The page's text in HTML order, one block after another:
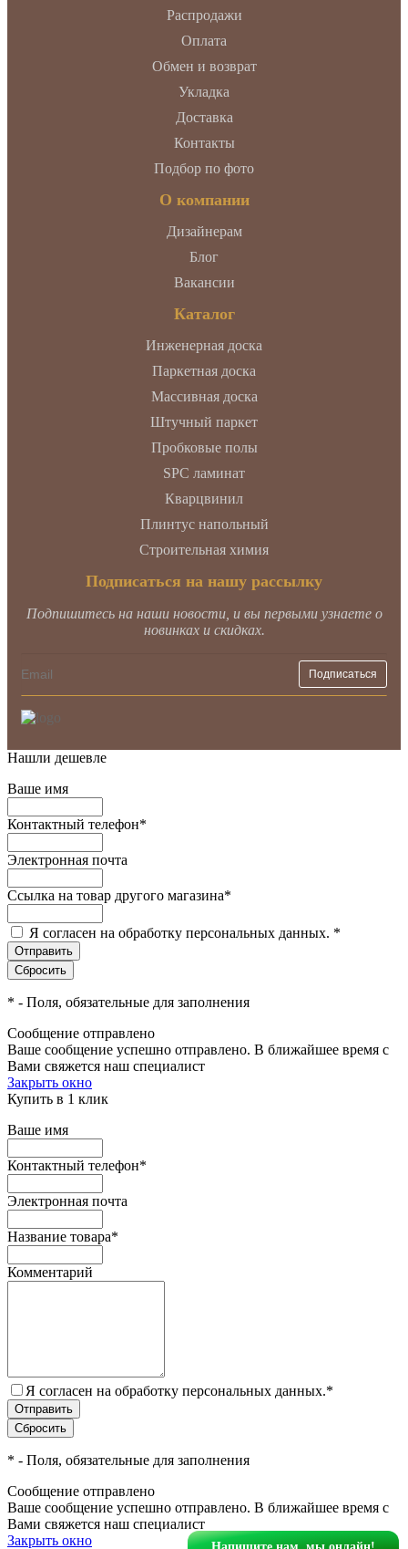
Распродажи
Оплата
Обмен и возврат
Укладка
Доставка
Контакты
Подбор по фото
О компании
Дизайнерам
Блог
Вакансии
Каталог
Инженерная доска
Паркетная доска
Массивная доска
Штучный паркет
Пробковые полы
SPC ламинат
Кварцвинил
Плинтус напольный
Строительная химия
Подписаться на нашу рассылку
Подпишитесь на наши новости, и вы первыми узнаете о
новинках и скидках.
Нашли дешевле
Ваше имя
Контактный телефон*
Электронная почта
Ссылка на товар другого магазина*
Я согласен на обработку персональных данных. *
* - Поля, обязательные для заполнения
Сообщение отправлено
Ваше сообщение успешно отправлено. В ближайшее время с
Вами свяжется наш специалист
Закрыть окно
Купить в 1 клик
Ваше имя
Контактный телефон*
Электронная почта
Название товара*
Комментарий
Я согласен на обработку персональных данных.*
* - Поля, обязательные для заполнения
Сообщение отправлено
Ваше сообщение успешно отправлено. В ближайшее время с
Вами свяжется наш специалист
Закрыть окно